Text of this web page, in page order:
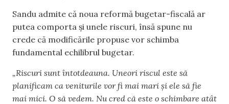
Sandu admite că noua reformă bugetar-fiscală ar
putea comporta și unele riscuri, însă spune nu
crede că modificările propuse vor schimba
fundamental echilibrul bugetar.
„Riscuri sunt întotdeauna. Uneori riscul este să
planificam ca veniturile vor fi mai mari și ele să fie
mai mici. O să vedem. Nu cred că este o schimbare atât